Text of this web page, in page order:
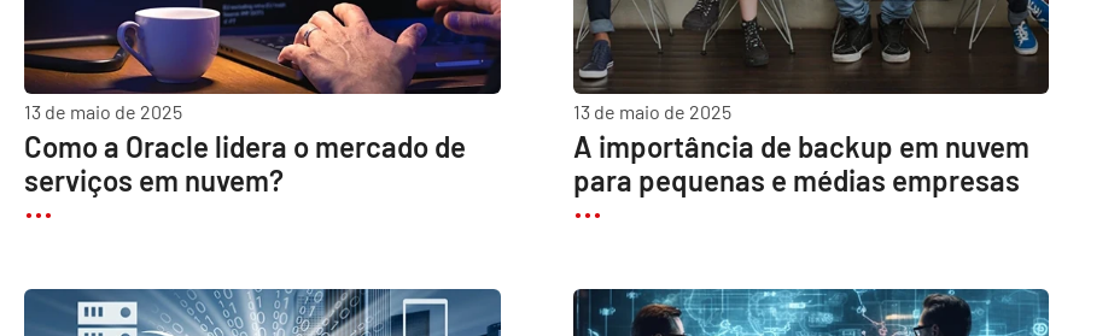
13 de maio de 2025
Como a Oracle lidera o mercado de
serviços em nuvem?
13 de maio de 2025
A importância de backup em nuvem
para pequenas e médias empresas